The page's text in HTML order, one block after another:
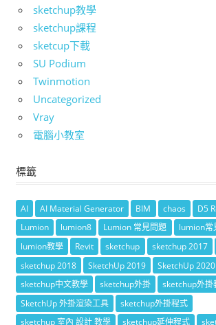
sketchup教學
sketchup課程
sketcup下載
SU Podium
Twinmotion
Uncategorized
Vray
電腦小教室
標籤
AI AI Material Generator BIM chaos D5
Lumion
lumion8 Lumion 常見問題
lumion常
lumion教學
Revit sketchup sketchup 2017
sketchup 2018
SketchUp 2019
SketchUp 2020
sketchup中文教學
sketchup外掛
sketchup外掛
SketchUp 外掛渲染工具
sketchup外掛程式
sketchup 室內 設計 教學
sketchup延伸程式